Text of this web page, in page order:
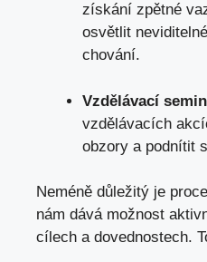
získání zpětné
osvětlit
chování.
Vzdělávací
vzdělávacích
obzory a podnítit
Neméně důležitý je
nám dává možnost
cílech a dovednostech.